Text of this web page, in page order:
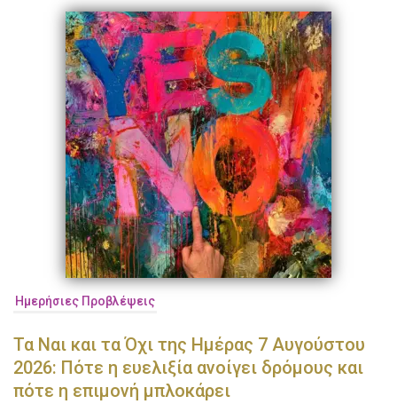
Ημερήσιες Προβλέψεις
Τα Ναι και τα Όχι της Ημέρας 7 Αυγούστου
2026: Πότε η ευελιξία ανοίγει δρόμους και
πότε η επιμονή μπλοκάρει